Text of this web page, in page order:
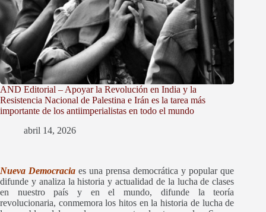
AND Editorial – Apoyar la Revolución en India y la
Resistencia Nacional de Palestina e Irán es la tarea más
importante de los antiimperialistas en todo el mundo
abril 14, 2026
Nueva Democracia es una prensa democrática y popular que
difunde y analiza la historia y actualidad de la lucha de clases
en nuestro país y en el mundo, difunde la teoría
revolucionaria, conmemora los hitos en la historia de lucha de